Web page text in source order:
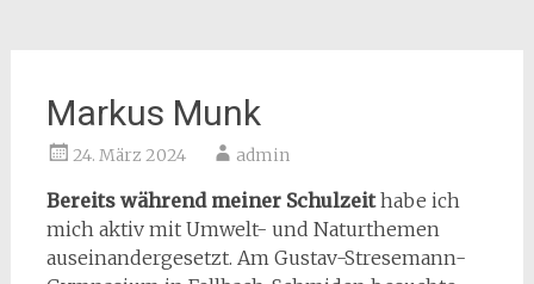
Markus Munk
24. März 2024 admin
Bereits während meiner Schulzeithabe ich
mich aktiv mit Umwelt- und Naturthemen
auseinandergesetzt. Am Gustav-Stresemann-